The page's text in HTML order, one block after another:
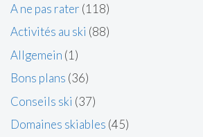
A ne pas rater (118)
Activités au ski (88)
Allgemein (1)
Bons plans (36)
Conseils ski (37)
Domaines skiables (45)